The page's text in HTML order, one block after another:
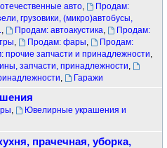
авто,
Продам:
грузовики, (микро)автобусы,
, Продам: автоакустика,
Продам:
, Продам: фары,
Продам:
прочие запчасти и принадлежности,
запчасти, принадлежности,
, Гаражи
,
Ювелирные украшения и
прачечная, уборка,